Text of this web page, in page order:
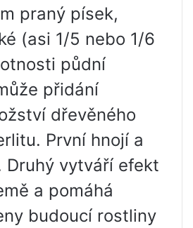
praný písek,
(asi 1/5 nebo 1/6
půdní
přidání
dřevěného
První hnojí a
Druhý vytváří efekt
a pomáhá
budoucí rostliny